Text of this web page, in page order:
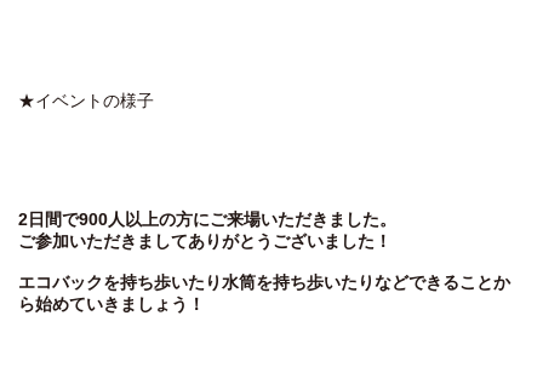
★イベントの様子
2日間で900人以上の方にご来場いただきました。
ご参加いただきましてありがとうございました！
エコバックを持ち歩いたり水筒を持ち歩いたりなどできることか
ら始めていきましょう！